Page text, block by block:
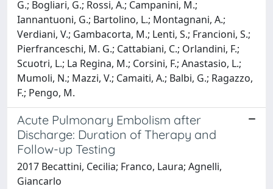
G.; Bogliari, G.; Rossi, A.; Campanini, M.;
Iannantuoni, G.; Bartolino, L.; Montagnani, A.;
Verdiani, V.; Gambacorta, M.; Lenti, S.; Francioni, S.;
Pierfranceschi, M. G.; Cattabiani, C.; Orlandini, F.;
Scuotri, L.; La Regina, M.; Corsini, F.; Anastasio, L.;
Mumoli, N.; Mazzi, V.; Camaiti, A.; Balbi, G.; Ragazzo,
F.; Pengo, M.
Acute Pulmonary Embolism after
Discharge: Duration of Therapy and
Follow-up Testing
2017 Becattini, Cecilia; Franco, Laura; Agnelli,
Giancarlo